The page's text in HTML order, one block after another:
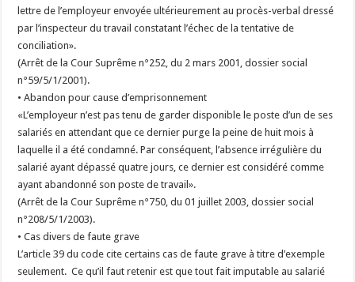
lettre de l’employeur envoyée ultérieurement au procès-verbal dressé
par l’inspecteur du travail constatant l’échec de la tentative de
conciliation».
(Arrêt de la Cour Suprême n°252, du 2 mars 2001, dossier social
n°59/5/1/2001).
• Abandon pour cause d’emprisonnement
«L’employeur n’est pas tenu de garder disponible le poste d’un de ses
salariés en attendant que ce dernier purge la peine de huit mois à
laquelle il a été condamné. Par conséquent, l’absence irrégulière du
salarié ayant dépassé quatre jours, ce dernier est considéré comme
ayant abandonné son poste de travail».
(Arrêt de la Cour Suprême n°750, du 01 juillet 2003, dossier social
n°208/5/1/2003).
• Cas divers de faute grave
L’article 39 du code cite certains cas de faute grave à titre d’exemple
seulement. Ce qu’il faut retenir est que tout fait imputable au salarié